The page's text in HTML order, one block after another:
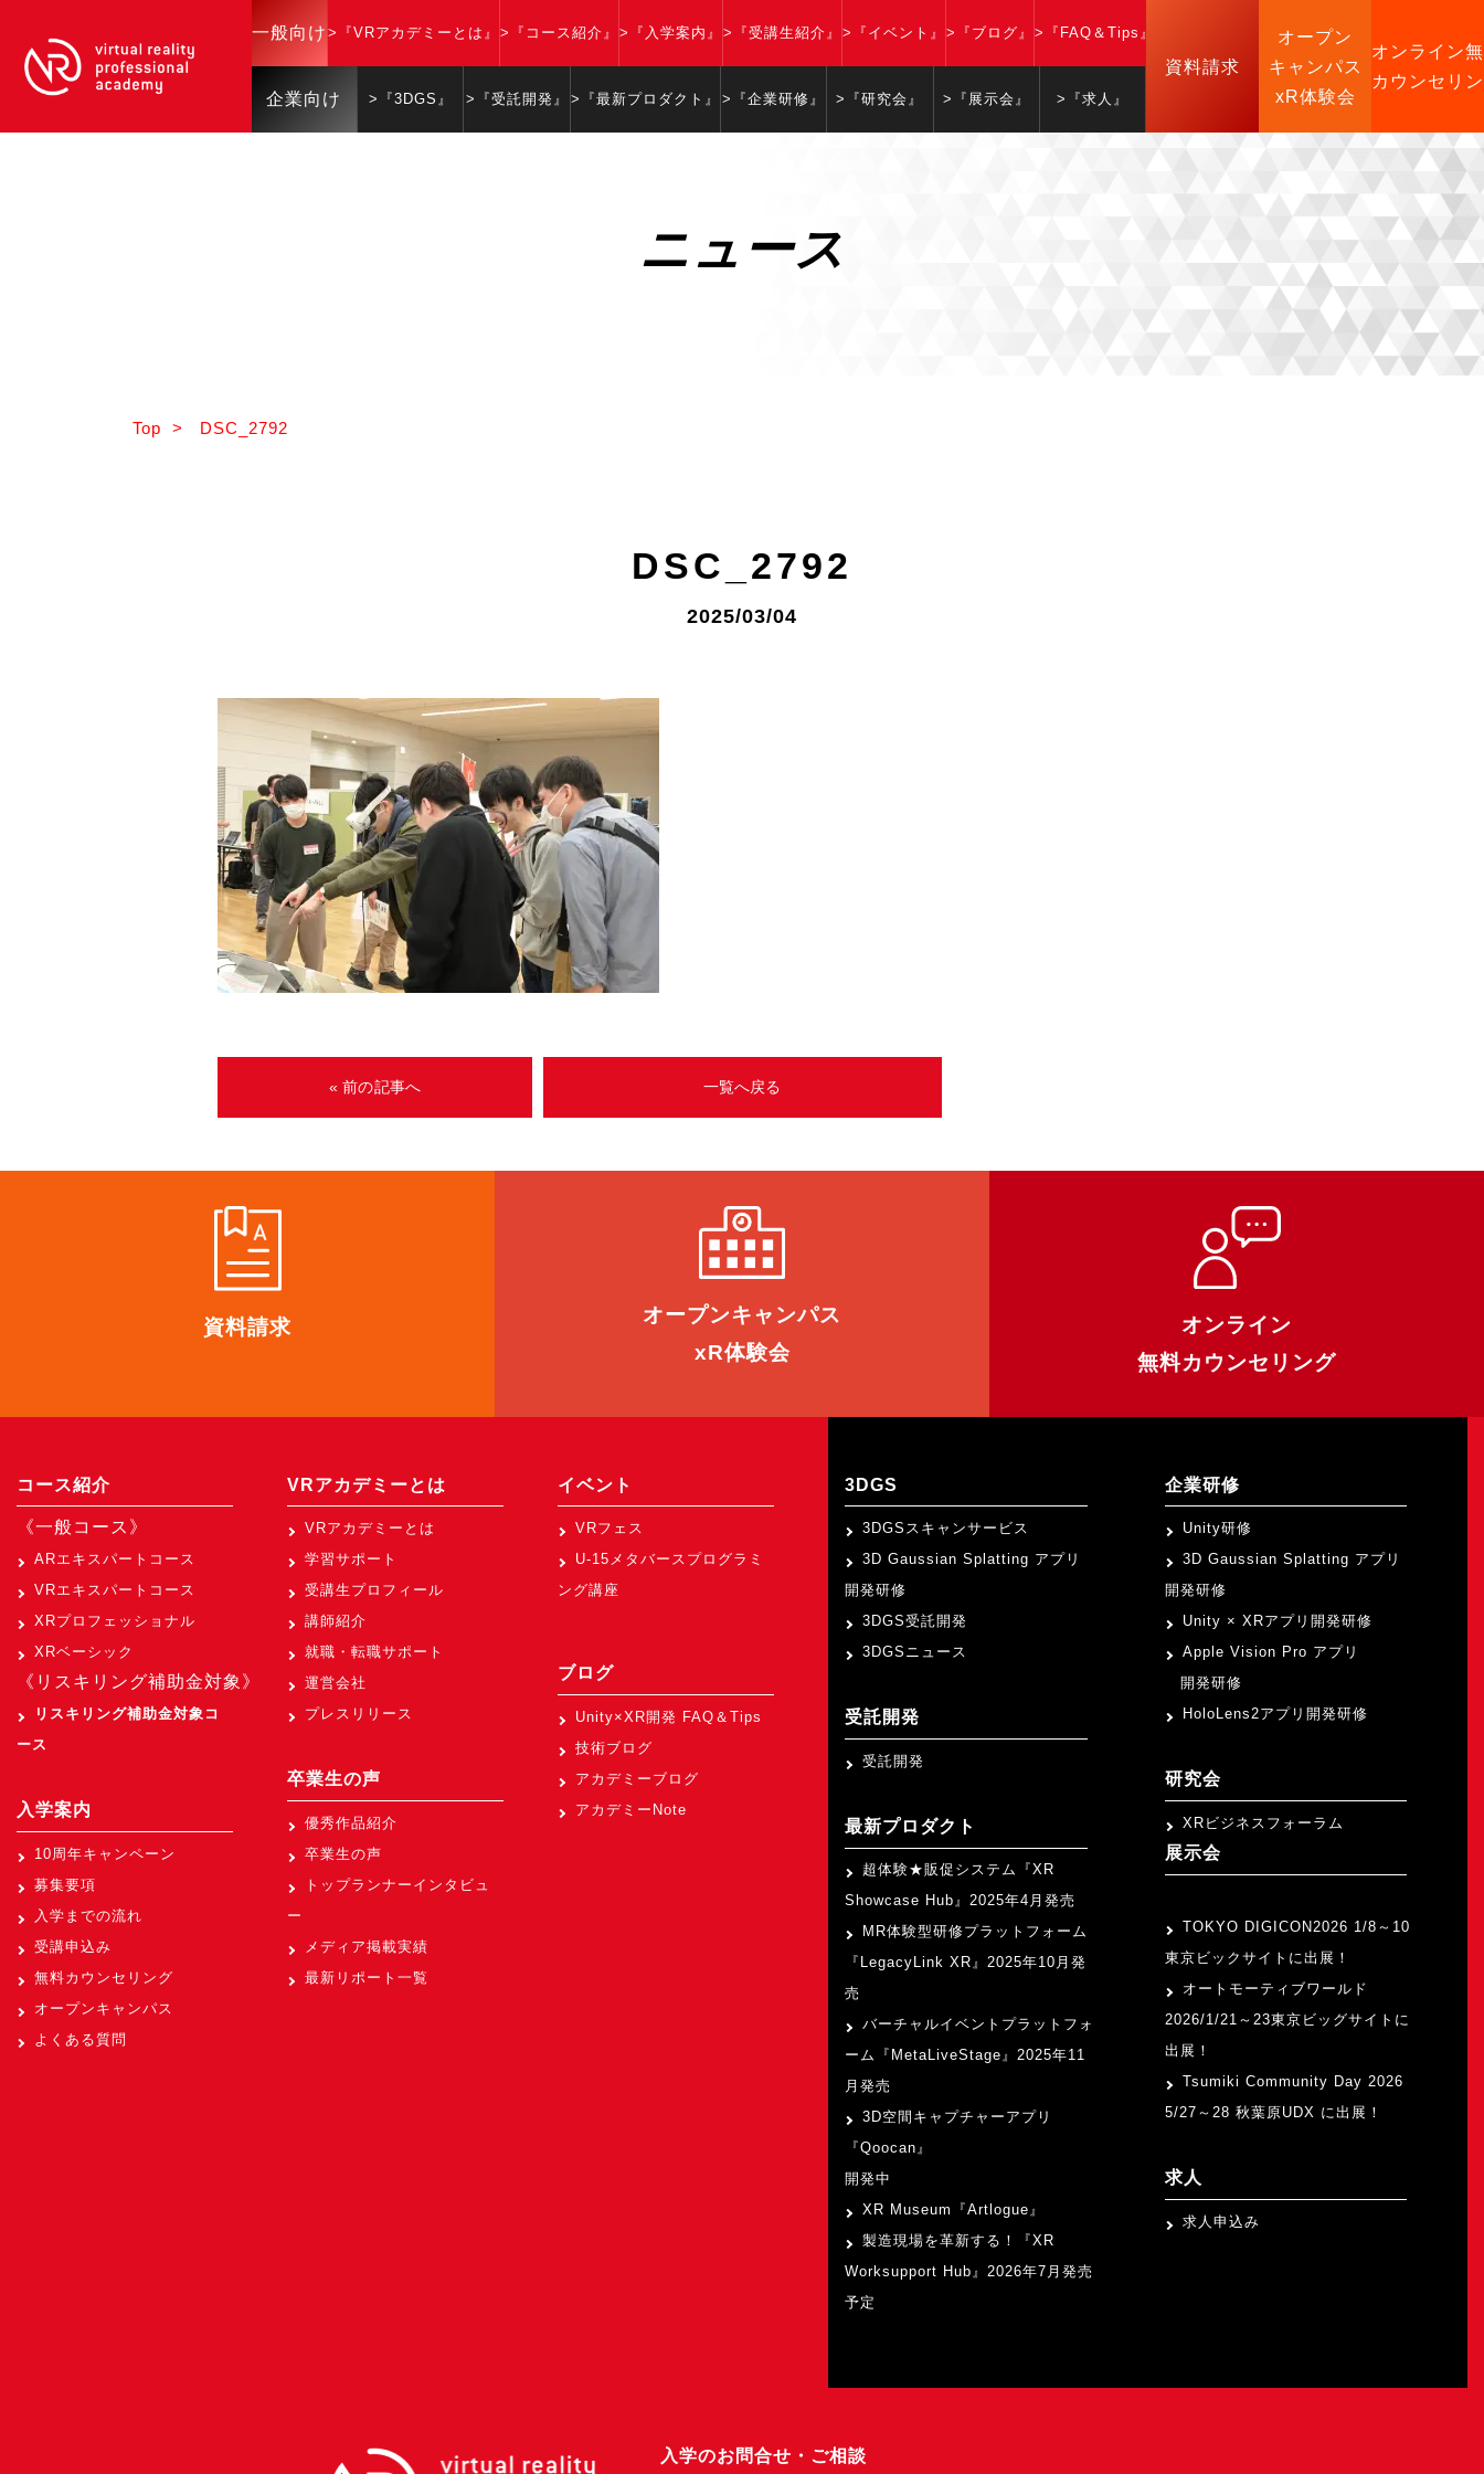
一般向け >『VRアカデミーとは』 >『コース紹介』 >『入学案内』 >『受講生紹介』 >『イベント』 >『ブログ』 >『FAQ＆Tips』
企業向け >『3DGS』 >『受託開発』 >『最新プロダクト』 >『企業研修』 >『研究会』 >『展示会』 >『求人』
資料請求
オープン
キャンパス
xR体験会
オンライン
カウンセリ
ニュース
Top > DSC_2792
DSC_2792
2025/03/04
« 前の記事へ 一覧へ戻る
資料請求 オープンキャンパス
xR体験会
オンライン
無料カウンセリング
コース紹介
《一般コース》
ARエキスパートコース
VRエキスパートコース
XRプロフェッショナル
XRベーシック
《リスキリング補助金対象》
リスキリング補助金対象コ
ース
入学案内
10周年キャンペーン
募集要項
入学までの流れ
受講申込み
無料カウンセリング
オープンキャンパス
よくある質問
VRアカデミーとは
VRアカデミーとは
学習サポート
受講生プロフィール
講師紹介
就職・転職サポート
運営会社
プレスリリース
卒業生の声
優秀作品紹介
卒業生の声
トップランナーインタビュ
ー
メディア掲載実績
最新リポート一覧
イベント
VRフェス
U-15メタバースプログラミ
ング講座
ブログ
Unity×XR開発 FAQ＆Tips
技術ブログ
アカデミーブログ
アカデミーNote
3DGS
3DGSスキャンサービス
3D Gaussian Splatting アプリ
開発研修
3DGS受託開発
3DGSニュース
受託開発
受託開発
最新プロダクト
超体験★販促システム『XR
Showcase Hub』2025年4月発売
MR体験型研修プラットフォーム
『LegacyLink XR』2025年10月発
売
バーチャルイベントプラットフォ
ーム『MetaLiveStage』2025年11
月発売
3D空間キャプチャーアプリ
『Qoocan』
開発中
XR Museum『Artlogue』
製造現場を革新する！『XR
Worksupport Hub』2026年7月発売
予定
企業研修
Unity研修
3D Gaussian Splatting アプリ
開発研修
Unity × XRアプリ開発研修
Apple Vision Pro アプリ
開発研修
HoloLens2アプリ開発研修
研究会
XRビジネスフォーラム
展示会
TOKYO DIGICON2026 1/8～10
東京ビックサイトに出展！
オートモーティブワールド
2026/1/21～23東京ビッグサイトに
出展！
Tsumiki Community Day 2026
5/27～28 秋葉原UDX に出展！
求人
求人申込み
入学のお問合せ・ご相談